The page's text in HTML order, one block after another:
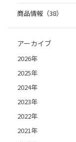
商品情報（38）
アーカイブ
2026年
2025年
2024年
2023年
2022年
2021年